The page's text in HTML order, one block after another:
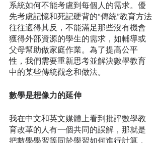
系統如何不能考慮到每個人的需求。優
先考慮記憶和死記硬背的“傳統”教育方法
往往適得其反，不能滿足那些沒有機會
獲得外部資源的學生的需求，如輔導或
父母幫助做家庭作業。為了提高公平
性，我們需要重新思考並解決數學教育
中的某些傳統觀念和做法。
數學是想像力的延伸
我在中文和英文媒體上看到批評數學教
育改革的人有一個共同的誤解，那就是
把數學學習等同於學習如何進行計算，